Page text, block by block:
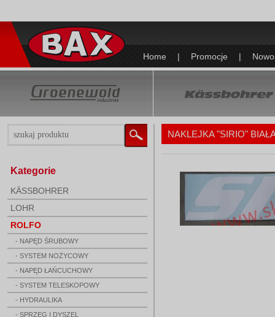
Home | Promocje |
Kategorie
KÄSSBOHRER
LOHR
ROLFO
- NAPĘD ŚRUBOWY
- SYSTEM NOŻYCOWY
- NAPĘD ŁAŃCUCHOWY
- SYSTEM TELESKOPOWY
- HYDRAULIKA
- SPRZĘG I DYSZEL
NAKLEJKA "SIRIO"